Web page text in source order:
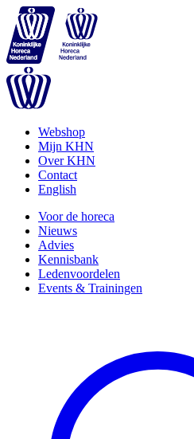
Webshop
Mijn KHN
Over KHN
Contact
English
Voor de horeca
Nieuws
Advies
Kennisbank
Ledenvoordelen
Events & Trainingen